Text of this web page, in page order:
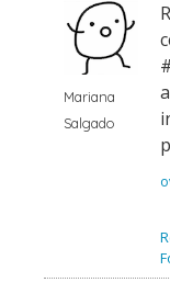
Mariana
Salgado